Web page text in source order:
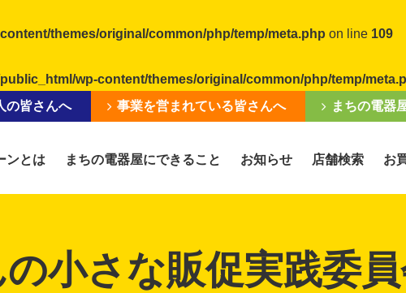
themes/original/common/php/temp/meta.php on line 109
wp-content/themes/original/common/php/temp/
ンとは まちの電器屋にできること お知らせ 店舗検索 お
の皆さんへ 事業を営まれている皆さんへ まちの電器
小さな販促実践委